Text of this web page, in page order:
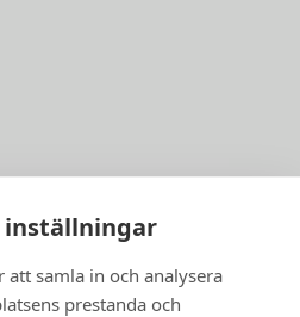
inställningar
att samla in och analysera
prestanda och
1210 60 40.